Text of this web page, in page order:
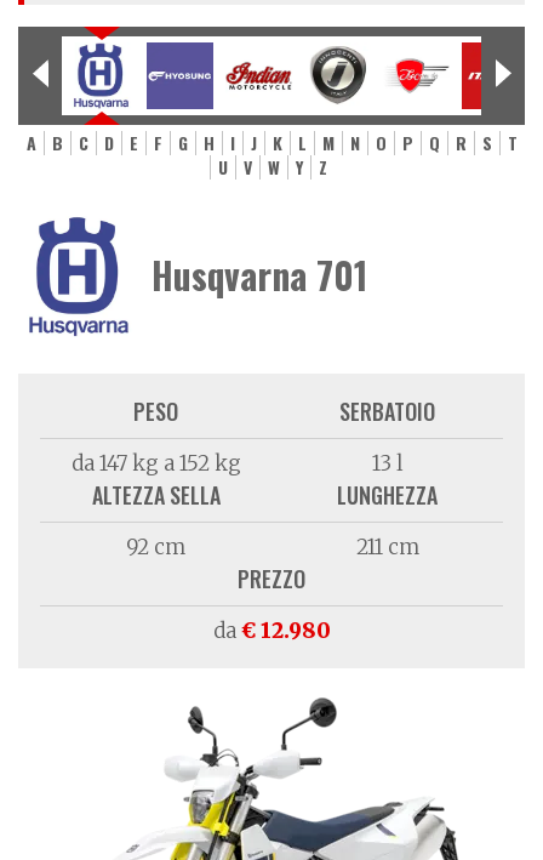
A B C D E F G H I J K L M N O P Q R S
T
U
V W Y Z
Husqvarna 701
PESO
da 147 kg a 152 kg
SERBATOIO
13 l
ALTEZZA SELLA
92 cm
LUNGHEZZA
211 cm
PREZZO
da€ 12.980